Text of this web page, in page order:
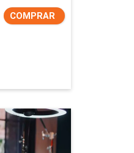
COMPRAR
Marketing
Digital